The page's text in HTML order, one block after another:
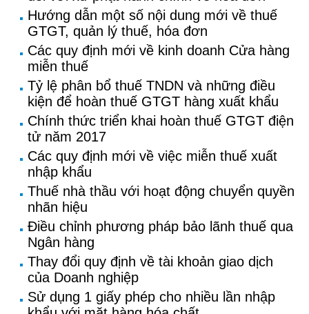
Hướng dẫn một số nội dung mới về thuế
GTGT, quản lý thuế, hóa đơn
Các quy định mới về kinh doanh Cửa hàng
miễn thuế
Tỷ lệ phân bổ thuế TNDN và những điều
kiện để hoàn thuế GTGT hàng xuất khẩu
Chính thức triển khai hoàn thuế GTGT điện
tử năm 2017
Các quy định mới về việc miễn thuế xuất
nhập khẩu
Thuế nhà thầu với hoạt động chuyển quyền
nhãn hiệu
Điều chỉnh phương pháp bảo lãnh thuế qua
Ngân hàng
Thay đổi quy định về tài khoản giao dịch
của Doanh nghiệp
Sử dụng 1 giấy phép cho nhiều lần nhập